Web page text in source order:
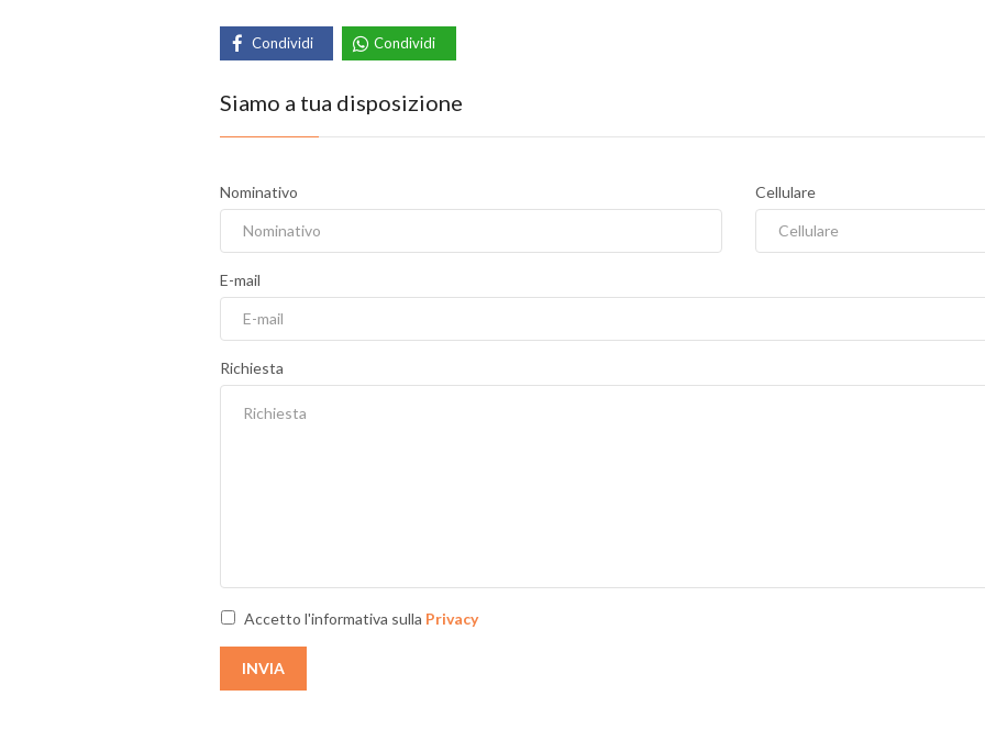
Condividi Condividi
Siamo a tua disposizione
Nominativo Cellulare
E-mail
Richiesta
Accetto l'informativa sulla Privacy
INVIA